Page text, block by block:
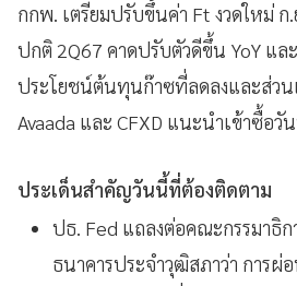
กกพ. เตรียมปรับขึ้นค่า Ft งวดใหม่
ปกติ 2Q67 คาดปรับตัวดีขึ้น YoY แล
ประโยชน์ต้นทุนก๊าซที่ลดลงและส่วน
Avaada และ CFXD แนะนำเข้าซื้อวั
ประเด็นสำคัญวันนี้ที่ต้องติดตาม
ปธ. Fed แถลงต่อคณะกรรมาธิก
ธนาคารประจำวุฒิสภาว่า การผ่